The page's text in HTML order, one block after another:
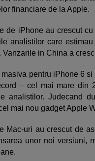
financiare de la Apple.
de iPhone au crescut
analistilor care
Vanzarile in China a
masiva pentru iPhone 6
– cel mai mare din
analistilor. Judecand
mai nou gadget Apple
Mac-uri au crescut de
unor noi versiuni,